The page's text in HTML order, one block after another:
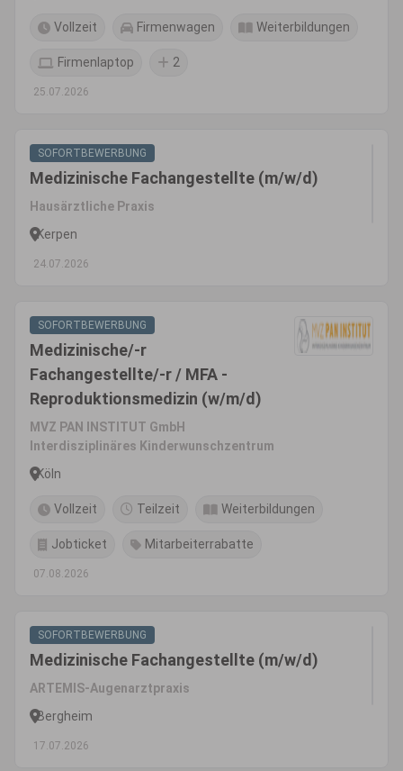
Vollzeit Firmenwagen Weiterbildungen
Firmenlaptop 2
25.07.2026
SOFORTBEWERBUNG
Medizinische Fachangestellte (m/w/d)
Hausärztliche Praxis
Kerpen
24.07.2026
SOFORTBEWERBUNG
Medizinische/-r
Fachangestellte/-r / MFA -
Reproduktionsmedizin (w/m/d)
MVZ PAN INSTITUT GmbH
Interdisziplinäres Kinderwunschzentrum
Köln
Vollzeit Teilzeit Weiterbildungen
Jobticket Mitarbeiterrabatte
07.08.2026
SOFORTBEWERBUNG
Medizinische Fachangestellte (m/w/d)
ARTEMIS-Augenarztpraxis
Bergheim
17.07.2026